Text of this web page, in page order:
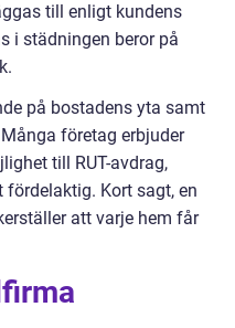
till enligt kundens
i städningen beror på
på bostadens yta samt
företag erbjuder
till RUT-avdrag,
Kort sagt, en
att varje hem får